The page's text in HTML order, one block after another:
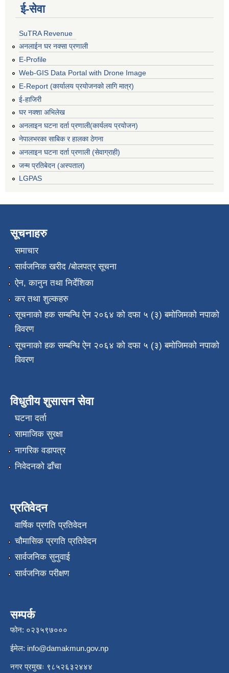
ई‍-सेवा
SuTRA Revenue
अनलाईन घर नक्सा प्रणाली
E-Profile
Web-GIS Data Portal with Drone Image
E-Report (कार्यालय प्रयोजनको लागि मात्र)
ई-हाजिरी
घर नक्शा अभिलेख
अनलाइन घटना दर्ता प्रणाली(कार्यलय प्रयोजन)
नेपालभरका साबिक र हालका ठेगना
अनलाइन घटना दर्ता प्रणाली (सेवाग्राही)
जन्म प्रतिबेदन (अस्पताल)
LGPAS
सूचनाहरु
समाचार
सार्वजनिक खरीद /बोलपत्र सूचना
ऐन, कानुन तथा निर्देशिका
कर तथा शुल्कहरु
सूचनाको हक सम्बन्धि ऐन २०६४ को दफा ५ (३) बमोजिमको नपाको
विवरण
सूचनाको हक सम्बन्धि ऐन २०६४ को दफा ५ (३) बमोजिमको नपाको
विवरण
विधुतीय शुसासन सेवा
घटना दर्ता
सामाजिक सुरक्षा
नागरिक वडापत्र
निवेदनको ढाँचा
प्रतिवेदन
वार्षिक प्रगति प्रतिवेदन
चौमासिक प्रगति प्रतिवेदन
सार्वजनिक सुनुवाई
सार्वजनिक परीक्षण
सम्पर्क
फोन: ०२३५९७०००
ईमेल: info@damakmun.gov.np
नगर प्रमुखः ९८५२६३२४४४